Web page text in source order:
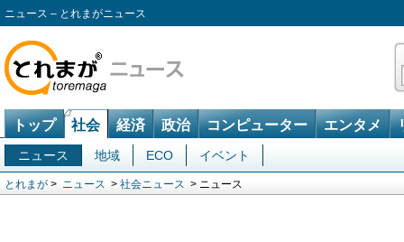
ニュース – とれまがニュース
トップ 社会 経済 政治 コンピューター エンタメ
ニュース 地域 ECO イベント
とれまが > ニュース > 社会ニュース > ニュース